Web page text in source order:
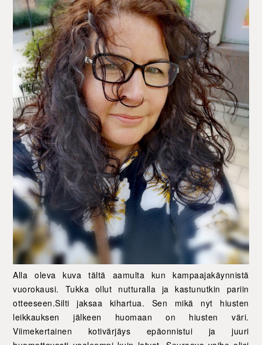
Alla oleva kuva tältä aamulta kun kampaajakäynnistä
vuorokausi. Tukka ollut nutturalla ja kastunutkin pariin
otteeseen.Silti jaksaa kihartua. Sen mikä nyt hiusten
leikkauksen jälkeen huomaan on hiusten väri.
Viimekertainen kotivärjäys epäonnistui ja juuri